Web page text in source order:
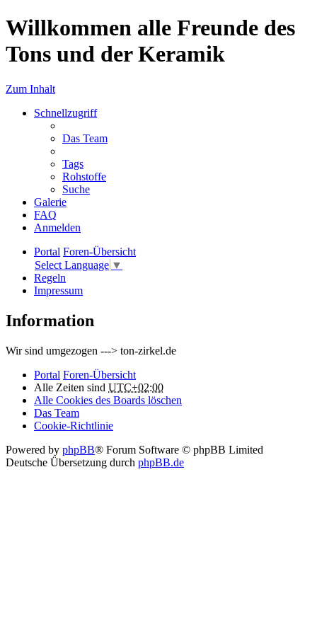
Willkommen alle Freunde des
Tons und der Keramik
Zum Inhalt
Schnellzugriff
Das Team
Tags
Rohstoffe
Suche
Galerie
FAQ
Anmelden
Portal Foren-Übersicht
Select Language ▼
Regeln
Impressum
Information
Wir sind umgezogen ---> ton-zirkel.de
Portal Foren-Übersicht
Alle Zeiten sind UTC+02:00
Alle Cookies des Boards löschen
Das Team
Cookie-Richtlinie
Powered by phpBB® Forum Software © phpBB Limited
Deutsche Übersetzung durch phpBB.de